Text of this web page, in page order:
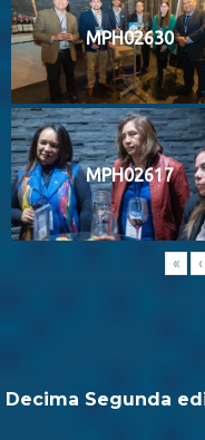
MPH02630
MPH02617
« ‹
Decima Segunda